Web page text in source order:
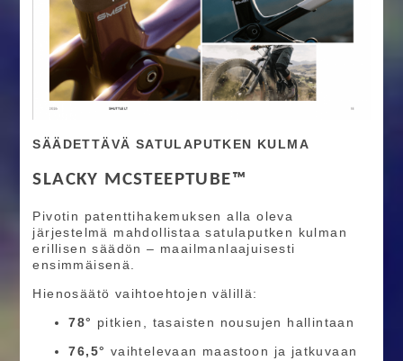
SÄÄDETTÄVÄ SATULAPUTKEN KULMA
SLACKY MCSTEEPTUBE™
Pivotin patenttihakemuksen alla oleva
järjestelmä mahdollistaa satulaputken kulman
erillisen säädön – maailmanlaajuisesti
ensimmäisenä.
Hienosäätö vaihtoehtojen välillä:
78° pitkien, tasaisten nousujen hallintaan
76,5° vaihtelevaan maastoon ja jatkuvaan